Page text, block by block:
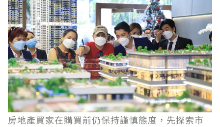
房地產買家在購買前仍保持謹慎態度，先探索市